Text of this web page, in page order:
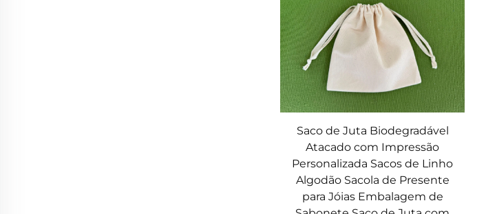
Saco de Juta Biodegradável
Atacado com Impressão
Personalizada Sacos de Linho
Algodão Sacola de Presente
para Jóias Embalagem de